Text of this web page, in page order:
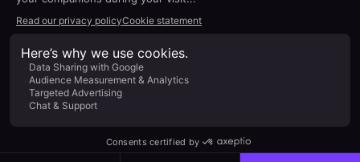
controlas tu
presupuesto podrás maximizar
las ganancias e impulsar el aumento de
ingresos a largo plazo que deseas.
Tu plan de ventas debe incluir una descripción
detallada del presupuesto necesario para su
ejecución. Algunos de los costos que debes tener